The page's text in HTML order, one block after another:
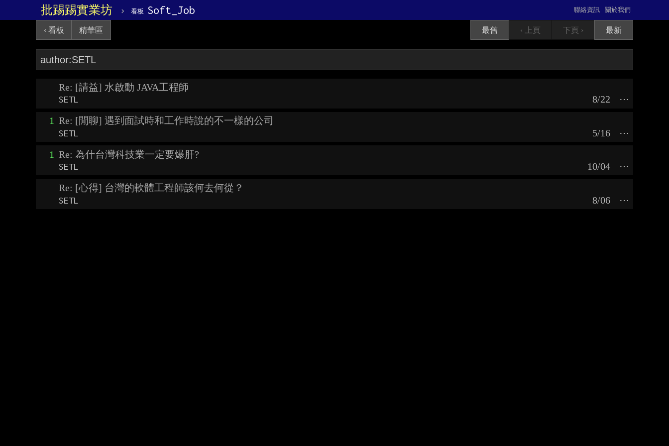
批踢踢實業坊 › 看板 Soft_Job 關於我們
聯絡資訊
‹ 看板 精華區 最舊 ‹ 上頁 下頁 › 最新
Re: [請益] 水啟動 JAVA工程師
SETL ⋯
8/22
1 Re: [閒聊] 遇到面試時和工作時說的不一樣的公司
SETL ⋯
5/16
1 Re: 為什台灣科技業一定要爆肝?
SETL ⋯
10/04
Re: [心得] 台灣的軟體工程師該何去何從？
SETL ⋯
8/06